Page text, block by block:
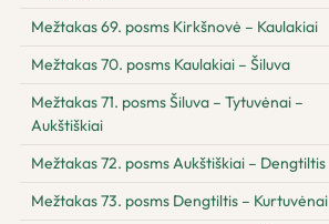
Mežtakas 69. posms Kirkšnovė – Kaulakiai
Mežtakas 70. posms Kaulakiai – Šiluva
Mežtakas 71. posms Šiluva – Tytuvėnai –
Aukštiškiai
Mežtakas 72. posms Aukštiškiai – Dengtiltis
Mežtakas 73. posms Dengtiltis – Kurtuvėnai